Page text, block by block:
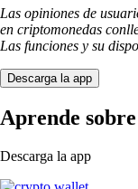
Las opiniones de
en criptomonedas
Las funciones y su
Descarga la app
Aprende
Descarga la app